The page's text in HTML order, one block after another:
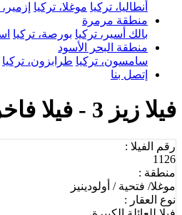
أنطاليا، تركيا موغلا، تركيا
منطقة مرمرة
بالك أسير، تركيا بورصة، تركيا
منطقة البحر الأسود
سامسون، تركيا طرابزون، تركيا
إتصل بنا
فيلا زيز 3 - فيلا فاخرة مع مسبح خاص للإيجار القصير أواجيك
رقم الفيلا :
1126
منطقة :
موغلا/ فتحية / أولودينيز
نوع العقار :